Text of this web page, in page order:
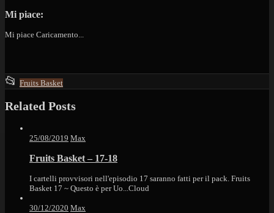
Mi piace:
Mi piace Caricamento...
📂 This
was
posted
Fruits Basket
Related Posts
25/08/2019 Max
Fruits Basket – 17-18
I cartelli provvisori nell'episodio 17 saranno fatti per il pack. Fruits
Basket 17 ~ Questo è per Uo... Cloud
30/12/2020 Max